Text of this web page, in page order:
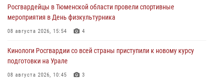
Росгвардейцы в Тюменской области провели спортивные
мероприятия в День физкультурника
08 августа 2026, 15:54 4
Кинологи Росгвардии со всей страны приступили к новому курсу
подготовки на Урале
08 августа 2026, 10:45 3